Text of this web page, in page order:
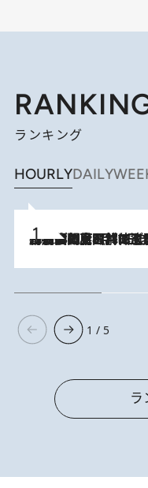
ランキング
HOURLYDAILY
2026.8.8
「最後に見られてよかった」上野動物園の東園パンダ舎が解体前に特別公開。8月16日まで延長されたパネル展と共に辿る“半世紀”のパンダ飼育《解体工事の図面あり》
1 / 5
ラ